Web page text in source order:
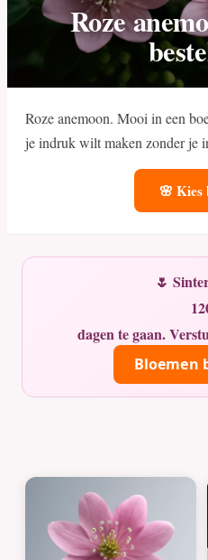
Roze
Roze anemoon. Mooi in een
je indruk wilt maken zonder je
🌸 Kies
🌷
dagen te gaan.
Bloemen